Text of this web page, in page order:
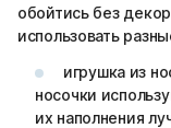
обойтись без
использовать
игрушка из
носочки
их наполнения